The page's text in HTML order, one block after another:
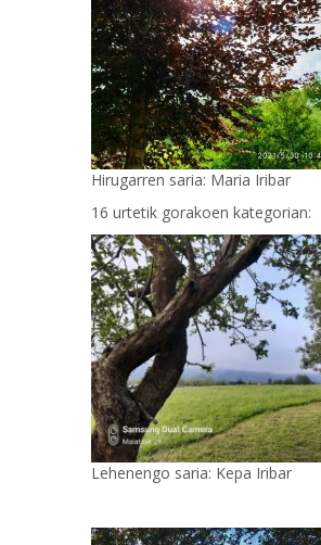
Hirugarren saria: Maria Iribar
16 urtetik gorakoen kategorian:
Lehenengo saria: Kepa Iribar